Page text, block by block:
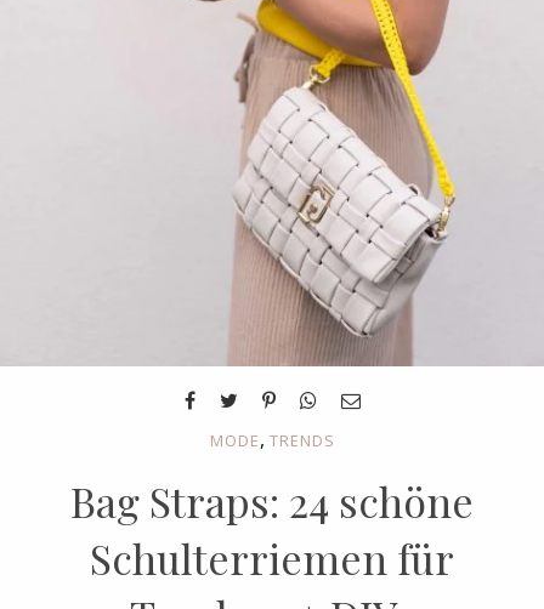
MODE, TRENDS
Bag Straps: 24 schöne
Schulterriemen für